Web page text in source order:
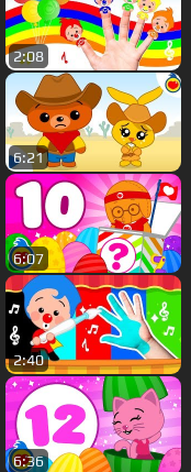
2:08
6:21
6:07
2:40
6:36